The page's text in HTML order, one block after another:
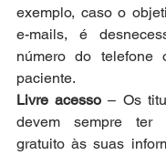
exemplo, caso o
e-mails, é
número do telefone
paciente.
Livre acesso – Os
devem sempre
gratuito às suas